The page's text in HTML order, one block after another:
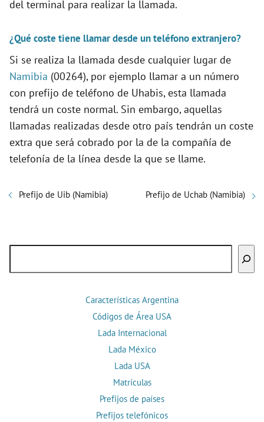
del terminal para realizar la llamada.
¿Qué coste tiene llamar desde un teléfono extranjero?
Si se realiza la llamada desde cualquier lugar de
Namibia (00264), por ejemplo llamar a un número
con prefijo de teléfono de Uhabis, esta llamada
tendrá un coste normal. Sin embargo, aquellas
llamadas realizadas desde otro país tendrán un coste
extra que será cobrado por la de la compañía de
telefonía de la línea desde la que se llame.
Prefijo de Uib (Namibia) Prefijo de Uchab (Namibia)
Características Argentina
Códigos de Área USA
Lada Internacional
Lada México
Lada USA
Matrículas
Prefijos de países
Prefijos telefónicos